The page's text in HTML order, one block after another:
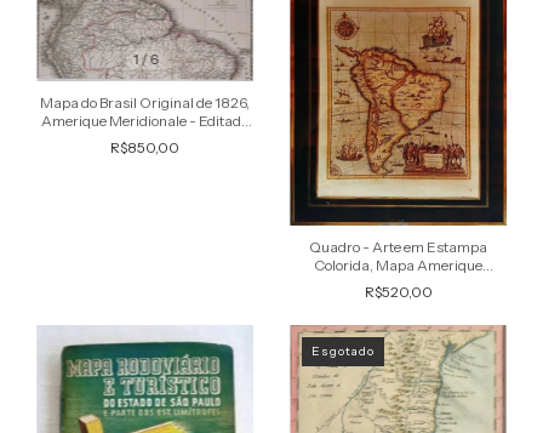
1 /6
Mapa do Brasil Original de 1826,
Amerique Meridionale - Editado
na França
R$850,00
Quadro - Arte em Estampa
Colorida, Mapa Amerique
Meridionalis
R$520,00
Esgotado